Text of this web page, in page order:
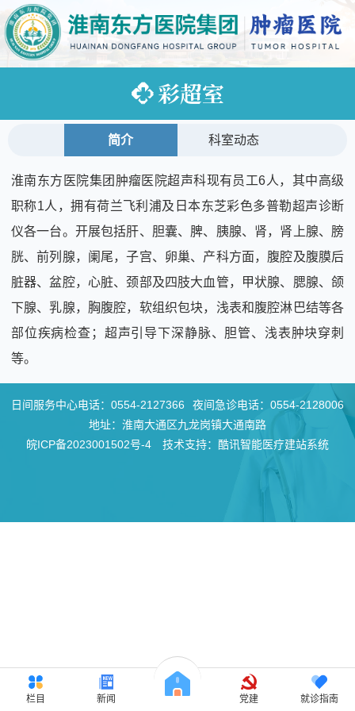
彩超室
简介 科室动态
淮南东方医院集团肿瘤医院超声科现有员工6人，其中高级
职称1人，拥有荷兰飞利浦及日本东芝彩色多普勒超声诊断
仪各一台。开展包括肝、胆囊、脾、胰腺、肾，肾上腺、膀
胱、前列腺，阑尾，子宫、卵巢、产科方面，腹腔及腹膜后
脏器、盆腔，心脏、颈部及四肢大血管，甲状腺、腮腺、颌
下腺、乳腺，胸腹腔，软组织包块，浅表和腹腔淋巴结等各
部位疾病检查；超声引导下深静脉、胆管、浅表肿块穿刺
等。
栏目 新闻 党建 就诊指南
日间服务中心电话： 0554-2127366 夜间急诊电话： 0554-2128006
地址：淮南大通区九龙岗镇大通南路
皖ICP备2023001502号-4
技术支持：酷讯智能医疗建站系统